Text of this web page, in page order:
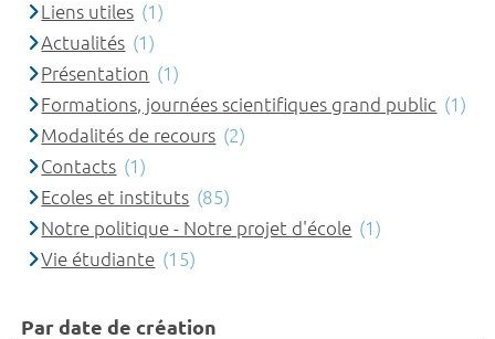
Liens utiles (1)
Actualités (1)
Présentation (1)
Formations, journées scientifiques grand public (1)
Modalités de recours (2)
Contacts (1)
Ecoles et instituts (85)
Notre politique - Notre projet d'école (1)
Vie étudiante (15)
Par date de création